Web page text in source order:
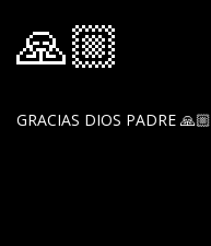
🙏🏼
GRACIAS DIOS PADRE 🙏🏼